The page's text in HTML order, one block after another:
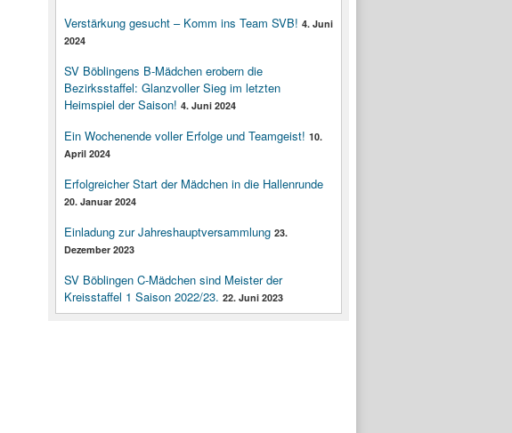
Verstärkung gesucht – Komm ins Team SVB! 4. Juni
2024
SV Böblingens B-Mädchen erobern die
Bezirksstaffel: Glanzvoller Sieg im letzten
Heimspiel der Saison! 4. Juni 2024
Ein Wochenende voller Erfolge und Teamgeist! 10.
April 2024
Erfolgreicher Start der Mädchen in die Hallenrunde
20. Januar 2024
Einladung zur Jahreshauptversammlung 23.
Dezember 2023
SV Böblingen C-Mädchen sind Meister der
Kreisstaffel 1 Saison 2022/23. 22. Juni 2023